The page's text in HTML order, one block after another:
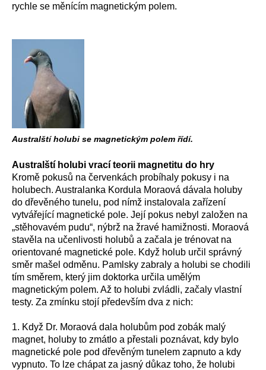
rychle se měnícím magnetickým polem.
Australští holubi se magnetickým polem řídí.
Australští holubi vrací teorii magnetitu do hry
Kromě pokusů na červenkách probíhaly pokusy i na
holubech. Australanka Kordula Moraová dávala holuby
do dřevěného tunelu, pod nímž instalovala zařízení
vytvářející magnetické pole. Její pokus nebyl založen na
„stěhovavém pudu“, nýbrž na žravé hamižnosti. Moraová
stavěla na učenlivosti holubů a začala je trénovat na
orientované magnetické pole. Když holub určil správný
směr mašel odměnu. Pamlsky zabraly a holubi se chodili
tím směrem, který jim doktorka určila umělým
magnetickým polem. Až to holubi zvládli, začaly vlastní
testy. Za zmínku stojí především dva z nich:
1. Když Dr. Moraová dala holubům pod zobák malý
magnet, holuby to zmátlo a přestali poznávat, kdy bylo
magnetické pole pod dřevěným tunelem zapnuto a kdy
vypnuto. To lze chápat za jasný důkaz toho, že holubi